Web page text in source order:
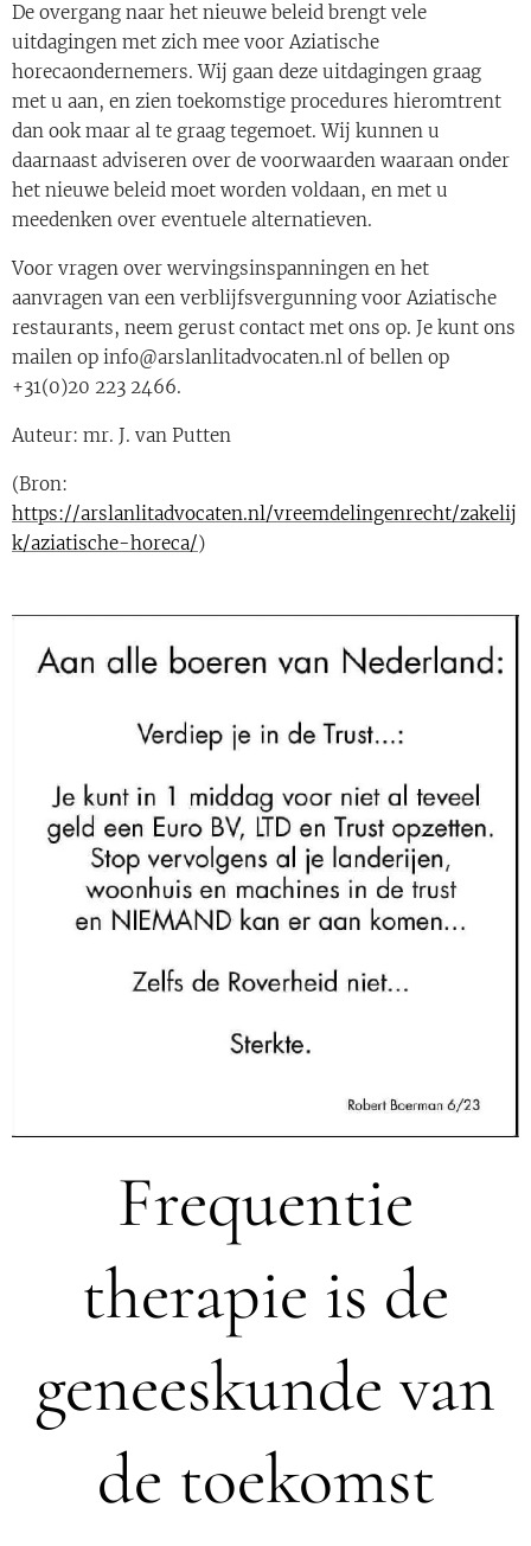
De overgang naar het nieuwe beleid brengt vele
uitdagingen met zich mee voor Aziatische
horecaondernemers. Wij gaan deze uitdagingen graag
met u aan, en zien toekomstige procedures hieromtrent
dan ook maar al te graag tegemoet. Wij kunnen u
daarnaast adviseren over de voorwaarden waaraan onder
het nieuwe beleid moet worden voldaan, en met u
meedenken over eventuele alternatieven.
Voor vragen over wervingsinspanningen en het
aanvragen van een verblijfsvergunning voor Aziatische
restaurants, neem gerust contact met ons op. Je kunt ons
mailen op info@arslanlitadvocaten.nl of bellen op
+31(0)20 223 2466.
Auteur: mr. J. van Putten
(Bron:
https://arslanlitadvocaten.nl/vreemdelingenrecht/zakelij
k/aziatische-horeca/)
Frequentie
therapie is de
geneeskunde van
de toekomst